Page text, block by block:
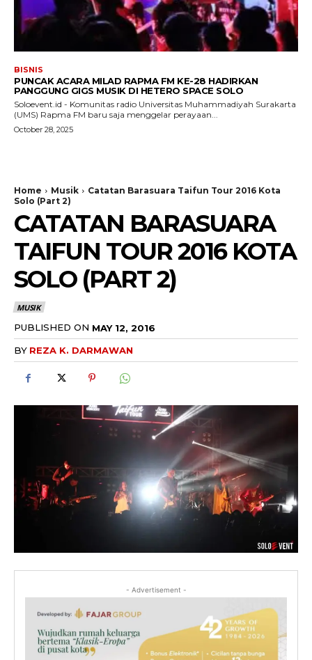
BISNIS
PUNCAK ACARA MILAD RAPMA FM KE-28 HADIRKAN
PANGGUNG GIGS MUSIK DI HETERO SPACE SOLO
Soloevent.id - Komunitas radio Universitas Muhammadiyah Surakarta
(UMS) Rapma FM baru saja menggelar perayaan...
October 28, 2025